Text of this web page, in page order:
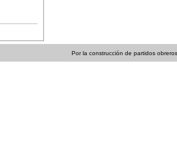
Por la construcción de partidos